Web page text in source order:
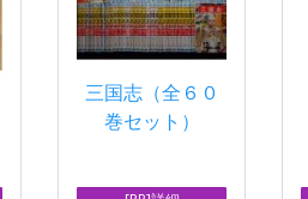
三国志（全６０
巻セット）